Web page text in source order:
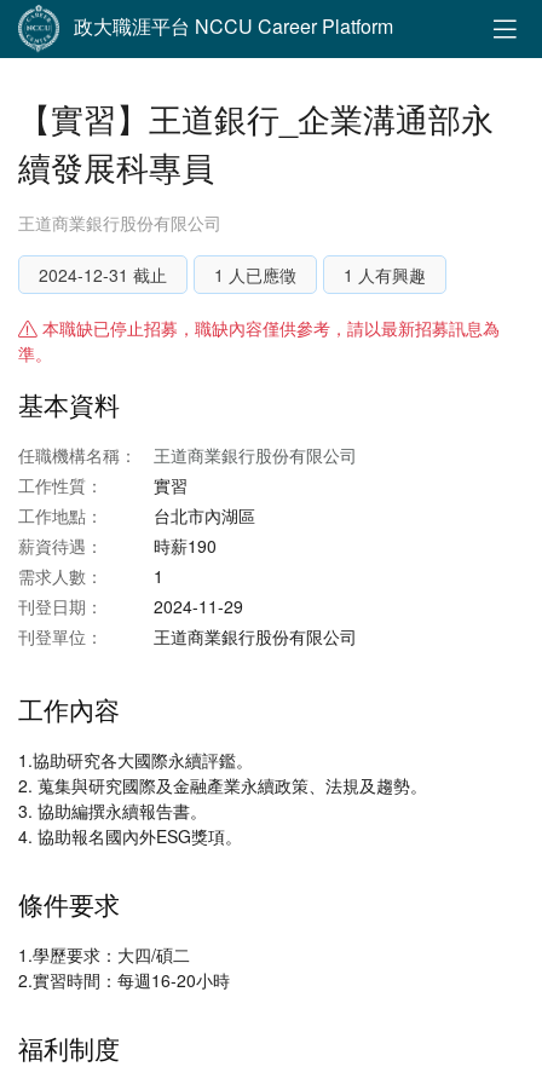
政大職涯平台 NCCU Career Platform
【實習】王道銀行_企業溝通部永
續發展科專員
王道商業銀行股份有限公司
2024-12-31 截止 1 人已應徵 1 人有興趣
本職缺已停止招募，職缺內容僅供參考，請以最新招募訊息為
準。
基本資料
任職機構名稱：
王道商業銀行股份有限公司
工作性質：
實習
工作地點：
台北市內湖區
薪資待遇：
時薪190
需求人數：
1
刊登日期：
2024-11-29
刊登單位：
王道商業銀行股份有限公司
工作內容
1.協助研究各大國際永續評鑑。
2. 蒐集與研究國際及金融產業永續政策、法規及趨勢。
3. 協助編撰永續報告書。
4. 協助報名國內外ESG獎項。
條件要求
1.學歷要求：大四/碩二
2.實習時間：每週16-20小時
福利制度